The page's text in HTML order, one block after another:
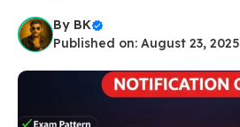
By BK
Published on: August 23, 2025